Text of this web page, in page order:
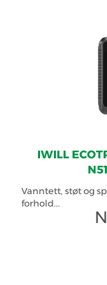
IWILL
Vanntett, støt og
forhold...